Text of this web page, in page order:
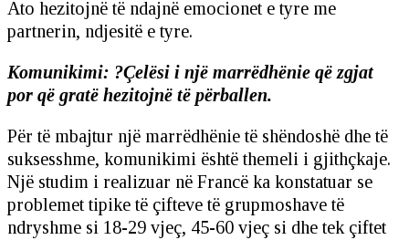
Ato hezitojnë të ndajnë emocionet e tyre me
partnerin, ndjesitë e tyre.
Komunikimi: ?Çelësi i një marrëdhënie që zgjat
por që gratë hezitojnë të përballen.
Për të mbajtur një marrëdhënie të shëndoshë dhe të
suksesshme, komunikimi është themeli i gjithçkaje.
Një studim i realizuar në Francë ka konstatuar se
problemet tipike të çifteve të grupmoshave të
ndryshme si 18-29 vjeç, 45-60 vjeç si dhe tek çiftet